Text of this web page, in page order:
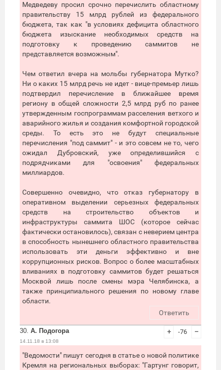
Медведеву просил срочно перечислить областному
правительству 15 млрд рублей из федерального
бюджета, так как "в условиях дефицита областного
бюджета изыскание необходимых средств на
подготовку к проведению саммитов не
представляется возможным".
Чем ответил вчера на мольбы губернатора Мутко?
Ни о каких 15 млрд речь не идет - вице-премьер лишь
подтвердил перечисление в ближайшее время
региону в общей сложности 2,5 млрд руб по ранее
утвержденным госпрограммам расселения ветхого и
аварийного жилья и создания комфортной городской
среды. То есть это не будут специальные
перечисления "под саммит" - и это совсем не то, чего
ожидал Дубровский, уже определившийся с
подрядчиками для "освоения" федеральных
миллиардов.
Совершенно очевидно, что отказ губернатору в
оперативном выделении серьезных федеральных
средств на строительство объектов и
инфраструктуры саммита ШОС (которое сейчас
фактически остановилось), связан с неверием центра
в способность нынешнего областного правительства
использовать эти деньги эффективно и вне
коррупционных рисков. Вопрос о более масштабных
вливаниях в подготовку саммитов будет решаться
Москвой лишь после смены мэра Челябинска, а
также принципиального решения по новому главе
области.
Ответить
30. А. Подогора
14.11.18 в 13:08
+ -76 –
"Ведомости" пишут сегодня в статье о новой политике
Кремля на региональных выборах: "Гартунг говорит,